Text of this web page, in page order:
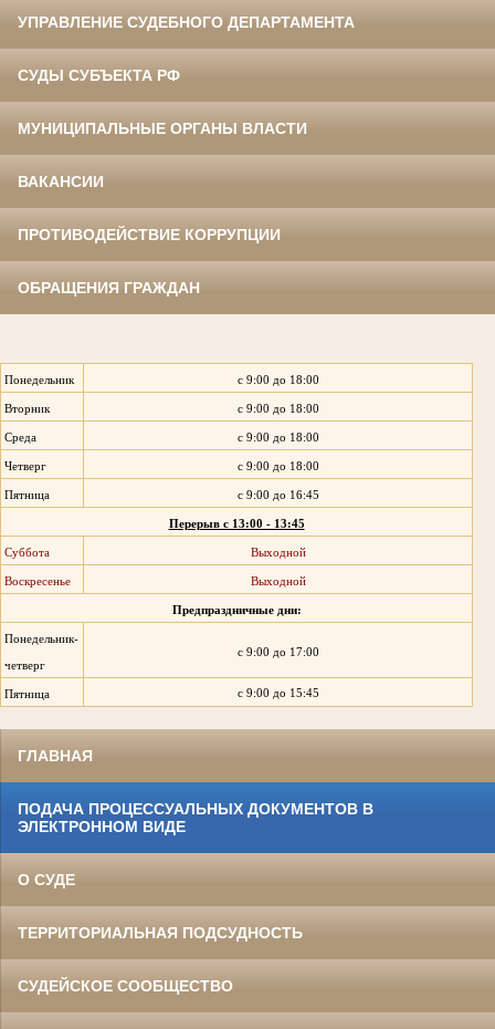
УПРАВЛЕНИЕ СУДЕБНОГО ДЕПАРТАМЕНТА
СУДЫ СУБЪЕКТА РФ
МУНИЦИПАЛЬНЫЕ ОРГАНЫ ВЛАСТИ
ВАКАНСИИ
ПРОТИВОДЕЙСТВИЕ КОРРУПЦИИ
ОБРАЩЕНИЯ ГРАЖДАН
Понедельник с 9:00 до 18:00
Вторник с 9:00 до 18:00
Среда с 9:00 до 18:00
Четверг с 9:00 до 18:00
Пятница с 9:00 до 16:45
Перерыв с 13:00 - 13:45
Суббота Выходной
Воскресенье Выходной
Предпраздничные дни:
Понедельник-
четверг
с 9:00 до 17:00
Пятница с 9:00 до 15:45
ГЛАВНАЯ
ПОДАЧА ПРОЦЕССУАЛЬНЫХ ДОКУМЕНТОВ В
ЭЛЕКТРОННОМ ВИДЕ
О СУДЕ
ТЕРРИТОРИАЛЬНАЯ ПОДСУДНОСТЬ
СУДЕЙСКОЕ СООБЩЕСТВО